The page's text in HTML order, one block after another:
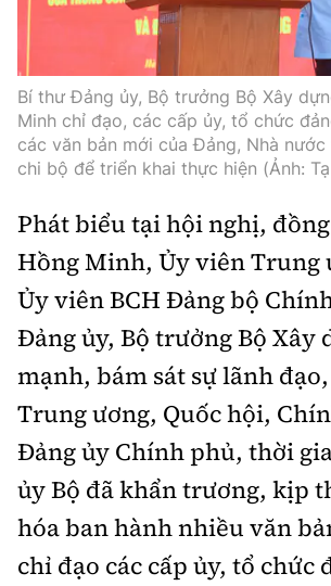
Ẩm thực
Camera giao thông
Câu chuyện giao thông
Giải trí - Thể thao
Cơ quan chủ quản: Bộ Xây dựng
Giấy phép số: 03/GP-BVHTTDL, cấp
Tòa soạn: Số 2 Nguyễn Công Hoan,
Hà Nội.
Tổng biên tập:Nguyễn Thị Hồng Nga
Phó Tổng biên tập:Nguyễn Sơn Tùng,
Nguyễn Đức Thắng, La Đức Hùng
Hotline:
0901 514 799
Quảng cáo và Phát
0915 057 282
bandoc@baoxaydung.vn
Cấm sao chép dưới mọi hình thức
chấp thuận bằng văn bản.
Bí thư Đảng ủy, Bộ trưởng Bộ Xây
Minh chỉ đạo, các cấp ủy, tổ chức
các văn bản mới của Đảng, Nhà
chi bộ để triển khai thực hiện (Ảnh:
Phát biểu tại hội nghị,
Hồng Minh, Ủy viên Trung
Ủy viên BCH Đảng bộ
Đảng ủy, Bộ trưởng Bộ Xây
mạnh, bám sát sự lãnh
Trung ương, Quốc hội,
Đảng ủy Chính phủ, thời
ủy Bộ đã khẩn trương, kịp
hóa ban hành nhiều văn
chỉ đạo các cấp ủy, tổ chức